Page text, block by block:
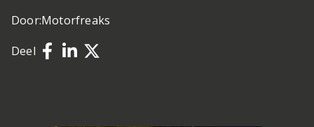
Door:Motorfreaks
Deel